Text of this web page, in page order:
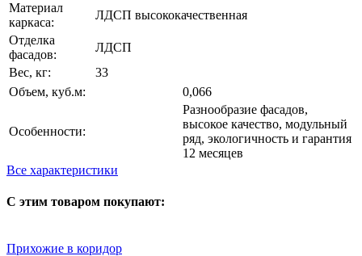
Материал
каркаса:
ЛДСП высококачественная
Отделка
фасадов:
ЛДСП
Вес, кг:
33
Объем, куб.м:
0,066
Особенности:
Разнообразие фасадов,
высокое качество, модульный
ряд, экологичность и гарантия
12 месяцев
Все характеристики
С этим товаром покупают:
Прихожие в коридор